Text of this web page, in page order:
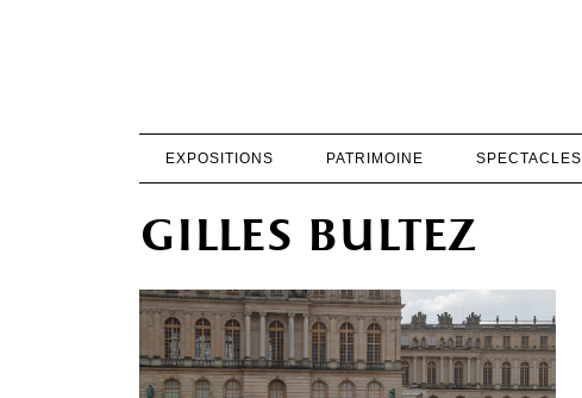
EXPOSITIONS PATRIMOINE SPECTACLES
gilles bultez